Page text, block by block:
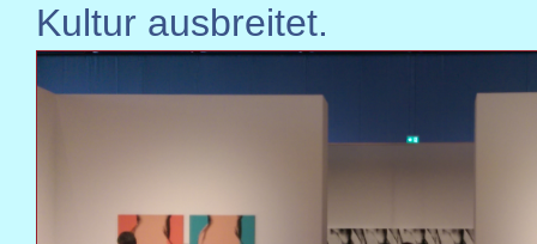
Kultur ausbreitet.